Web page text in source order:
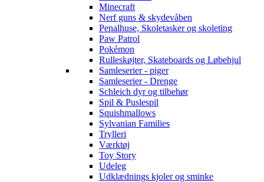
Minecraft
Nerf guns & skydevåben
Penalhuse, Skoletasker og skoleting
Paw Patrol
Pokémon
Rulleskøjter, Skateboards og Løbehjul
Samleserier - piger
Samleserier - Drenge
Schleich dyr og tilbehør
Spil & Puslespil
Squishmallows
Sylvanian Families
Trylleri
Værktøj
Toy Story
Udeleg
Udklædnings kjoler og sminke